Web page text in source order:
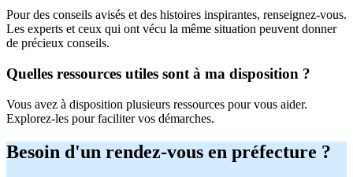
Pour des conseils avisés et des histoires inspirantes, renseignez-vous.
Les experts et ceux qui ont vécu la même situation peuvent donner
de précieux conseils.
Quelles ressources utiles sont à ma disposition ?
Vous avez à disposition plusieurs ressources pour vous aider.
Explorez-les pour faciliter vos démarches.
Besoin d'un rendez-vous en préfecture ?